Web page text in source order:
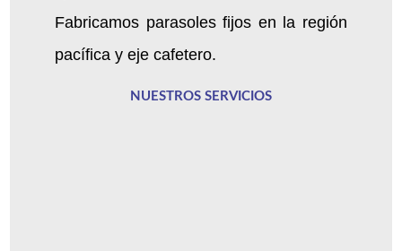
Fabricamos parasoles fijos en la región
pacífica y eje cafetero.
NUESTROS SERVICIOS